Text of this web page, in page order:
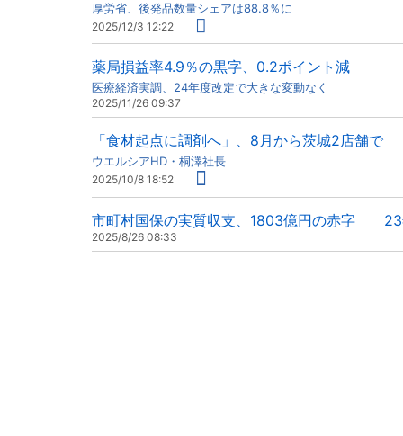
厚労省、後発品数量シェアは88.8％に
2025/12/3 12:22
薬局損益率4.9％の黒字、0.2ポイント減
医療経済実調、24年度改定で大きな変動なく
2025/11/26 09:37
「食材起点に調剤へ」、8月から茨城2店舗で
ウエルシアHD・桐澤社長
2025/10/8 18:52
市町村国保の実質収支、1803億円の赤字 23
2025/8/26 08:33